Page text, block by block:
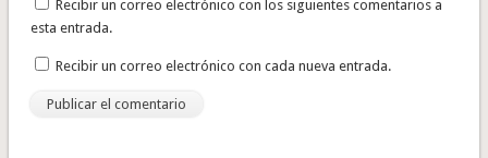
Recibir un correo electrónico con los siguientes comentarios a
esta entrada.
Recibir un correo electrónico con cada nueva entrada.